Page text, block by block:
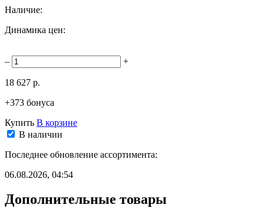
Наличие:
Динамика цен:
– +
18 627 р.
+373 бонуса
Купить В корзине
В наличии
Последнее обновление ассортимента:
06.08.2026, 04:54
Дополнительные товары